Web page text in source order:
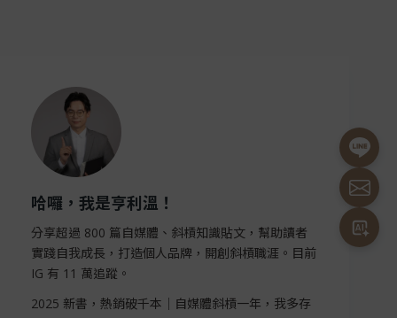
哈囉，我是亨利溫！
分享超過 800 篇自媒體、斜槓知識貼文，幫助讀者
實踐自我成長，打造個人品牌，開創斜槓職涯。目前
IG 有 11 萬追蹤。
2025 新書，熱銷破千本｜自媒體斜槓一年，我多存